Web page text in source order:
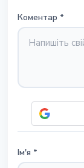
Коментар *
Ім'я *